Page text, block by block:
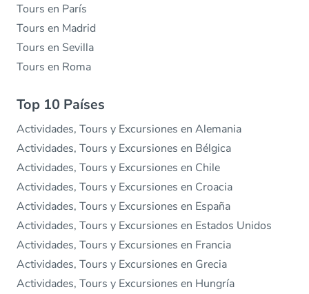
Tours en París
Tours en Madrid
Tours en Sevilla
Tours en Roma
Top 10 Países
Actividades, Tours y Excursiones en Alemania
Actividades, Tours y Excursiones en Bélgica
Actividades, Tours y Excursiones en Chile
Actividades, Tours y Excursiones en Croacia
Actividades, Tours y Excursiones en España
Actividades, Tours y Excursiones en Estados Unidos
Actividades, Tours y Excursiones en Francia
Actividades, Tours y Excursiones en Grecia
Actividades, Tours y Excursiones en Hungría